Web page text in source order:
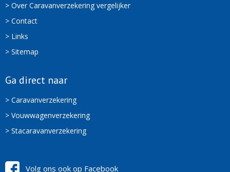
> Over Caravanverzekering vergelijker
> Contact
> Links
> Sitemap
Ga direct naar
> Caravanverzekering
> Vouwwagenverzekering
> Stacaravanverzekering
Volg ons ook op Facebook